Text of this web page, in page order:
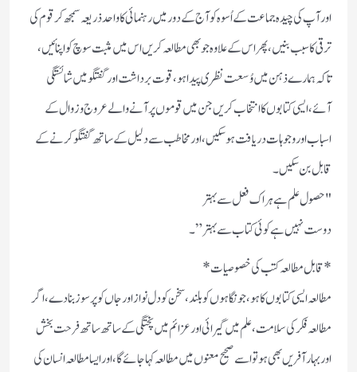
اور آپ کی چیدہ جماعت کے اُسوہ کو آج کے دور میں رہنمائی کا واحد ذریعہ سمجھ کر قوم کی
ترقی کا سبب بنیں، پھر اس کے علاوہ جو بھی مطالعہ کریں اس میں مثبت سوچ کو اپنائیں،
تاکہ ہمارے ذہن میں وُسعت نظری پیدا ہو،قوت برداشت اور گفتگو میں شائستگی
آئے، ایسی کتابوں کا انتخاب کریں جن میں قوموں پر آنے والے عروج و زوال کے
اسباب اور وجوہات دریافت ہوسکیں،اور مخاطب سے دلیل کے ساتھ گفتگو کرنے کے
قابل بن سکیں۔
"حصول علم ہے ہر اک فعل سے بہتر
دوست نہیں ہے کوئی کتاب سے بہتر”۔
*قابل مطالعہ کتب کی خصوصیات*
مطالعہ ایسی کتابوں کا ہو،جو نگاہوں کو بلند، سخن کو دل نواز اور جاں کو پرسوز بنادے، اگر
مطالعہ فکر کی سلامت ، علم میں گیرائی اور عزائم میں پختگی کے ساتھ ساتھ فرحت بخش
اور بہار آفریں بھی ہوتو اسے صحیح معنوں میں مطالعہ کہاجائے گا،اور ایسا مطالعہ انسان کی